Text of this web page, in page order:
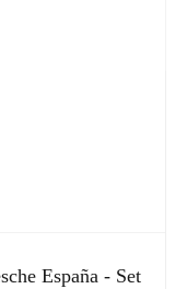
España - Set